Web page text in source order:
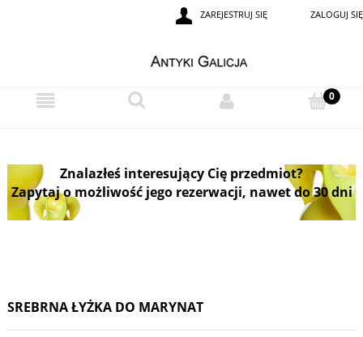
ZAREJESTRUJ SIĘ ZALOGUJ SIĘ
Znalazłeś interesujący Cię przedmiot?
Zapytaj o możliwość jego rezerwacji, nawet do 30 dni
SREBRNA ŁYŻKA DO MARYNAT